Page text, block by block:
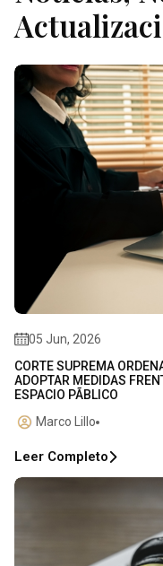
05 Jun, 2026
CORTE SUPREMA
ADOPTAR MEDIDAS
ESPACIO PÃBLICO
Marco Lillo
Leer Completo